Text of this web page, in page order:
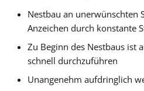
Nestbau an unerwünschten
Anzeichen durch konstante
Zu Beginn des Nestbaus ist
schnell durchzuführen
Unangenehm aufdringlich